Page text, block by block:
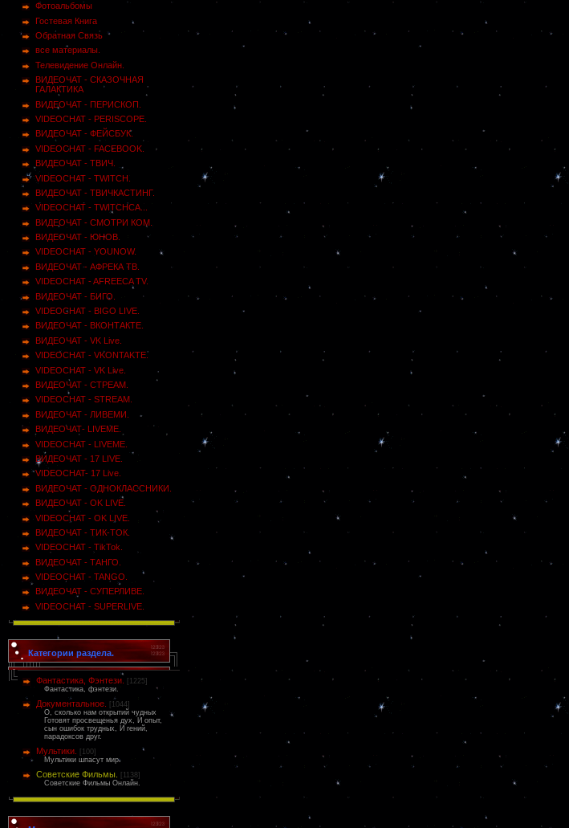
Фотоальбомы
Гостевая Книга
Обратная Связь
все материалы.
Телевидение Онлайн.
ВИДЕОЧАТ - СКАЗОЧНАЯ
ГАЛАКТИКА
ВИДЕОЧАТ - ПЕРИСКОП.
VIDEOCHAT - PERISCOPE.
ВИДЕОЧАТ - ФЕЙСБУК.
VIDEOCHAT - FACEBOOK.
ВИДЕОЧАТ - ТВИЧ.
VIDEOCHAT - TWITCH.
ВИДЕОЧАТ - ТВИЧКАСТИНГ.
VIDEOCHAT - TWITCHCA...
ВИДЕОЧАТ - СМОТРИ КОМ.
ВИДЕОЧАТ - ЮНОВ.
VIDEOCHAT - YOUNOW.
ВИДЕОЧАТ - АФРЕКА ТВ.
VIDEOCHAT - AFREECA TV.
ВИДЕОЧАТ - БИГО.
VIDEOCHAT - BIGO LIVE.
ВИДЕОЧАТ - ВКОНТАКТЕ.
ВИДЕОЧАТ - VK Live.
VIDEOCHAT - VKONTAKTE.
VIDEOCHAT - VK Live.
ВИДЕОЧАТ - СТРЕАМ.
VIDEOCHAT - STREAM.
ВИДЕОЧАТ - ЛИВЕМИ.
ВИДЕОЧАТ- LIVEME.
VIDEOCHAT - LIVEME.
ВИДЕОЧАТ - 17 LIVE.
VIDEOCHAT- 17 Live.
ВИДЕОЧАТ - ОДНОКЛАССНИКИ.
ВИДЕОЧАТ - OK LIVE.
VIDEOCHAT - OK LIVE.
ВИДЕОЧАТ - ТИК-ТОК.
VIDEOCHAT - TikTok.
ВИДЕОЧАТ - ТАНГО.
VIDEOCHAT - TANGO.
ВИДЕОЧАТ - СУПЕРЛИВЕ.
VIDEOCHAT - SUPERLIVE.
Категории раздела.
Фантастика, Фэнтези.
[1225]
Фантастика, фэнтези.
Документальное.
[1044]
О, сколько нам открытий чудных
Готовят просвещенья дух, И опыт,
сын ошибок трудных, И гений,
парадоксов друг.
Мультики.
[100]
Мультики шпасут мир.
Советские Фильмы.
[1138]
Советские Фильмы Онлайн.